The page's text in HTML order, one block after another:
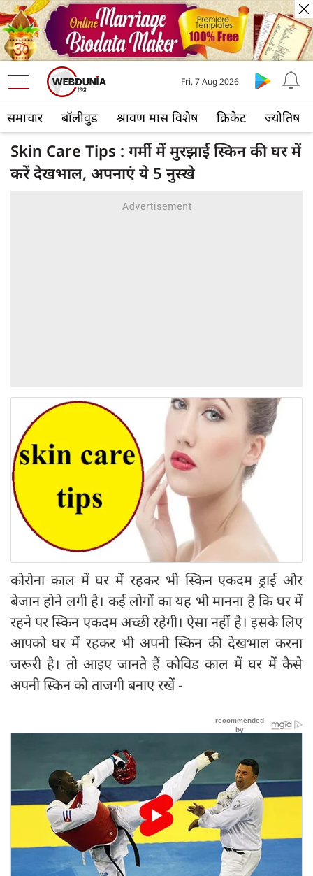
समाचार बॉलीवुड श्रावण मास विशेष क्रिकेट ज्योतिष
Fri, 7 Aug 2026
Skin Care Tips : गर्मी में मुरझाई स्किन की घर में
करें देखभाल, अपनाएं ये 5 नुस्खे
कोरोना काल में घर में रहकर भी स्किन एकदम ड्राई और
बेजान होने लगी है। कई लोगों का यह भी मानना है कि घर में
रहने पर स्किन एकदम अच्छी रहेगी। ऐसा नहीं है। इसके लिए
आपको घर में रहकर भी अपनी स्किन की देखभाल करना
जरूरी है। तो आइए जानते हैं कोविड काल में घर में कैसे
अपनी स्किन को ताजगी बनाए रखें -